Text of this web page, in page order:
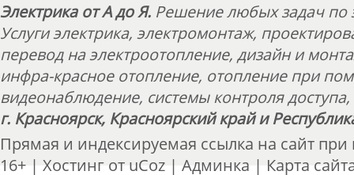
Электрика от А до Я. Решение любых задач по
Услуги электрика, электромонтаж,
перевод на электроотопление, дизайн и
инфра-красное отопление, отопление при
видеонаблюдение, системы контроля
г. Красноярск, Красноярский край и
Прямая и индексируемая ссылка на сайт
16+ | Хостинг от uCoz | Админка | Карта